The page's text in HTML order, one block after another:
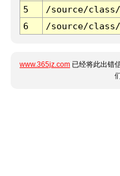
5
/source/
6
/source/
www.365jz.com 已经将此出错